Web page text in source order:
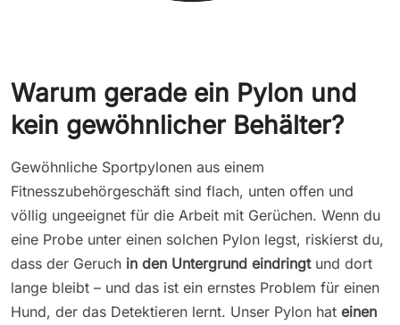
Warum gerade ein Pylon und
kein gewöhnlicher Behälter?
Gewöhnliche Sportpylonen aus einem
Fitnesszubehörgeschäft sind flach, unten offen und
völlig ungeeignet für die Arbeit mit Gerüchen. Wenn du
eine Probe unter einen solchen Pylon legst, riskierst du,
dass der Geruch in den Untergrund eindringtund dort
lange bleibt – und das ist ein ernstes Problem für einen
Hund, der das Detektieren lernt. Unser Pylon hat einen